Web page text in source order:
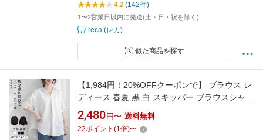
4.2(142件)
1〜2営業日以内に発送(土・日・祝を除く)
reca (レカ)
似た商品を探す
【1,984円！20%OFFクーポンで】 ブラウス レ
ディース 春夏 黒 白 スキッパー ブラウスシャツ
スキッパーシャツ トップス ゆったり 半袖 長袖
体型カバー チュニック 無地 きれいめ ホワイト
ブラック オフィス カジュアル 20代 30代 40代
2,480 円〜 送料無料
22ポイント (1倍)〜